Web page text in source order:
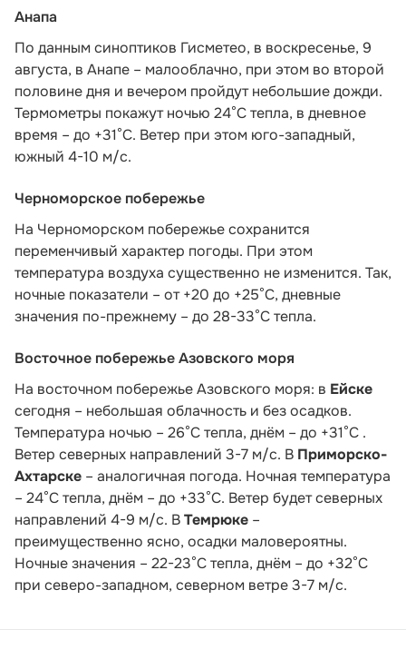
Анапа
По данным синоптиков Гисметео, в воскресенье, 9
августа, в Анапе – малооблачно, при этом во второй
половине дня и вечером пройдут небольшие дожди.
Термометры покажут ночью 24°C тепла, в дневное
время – до +31°C. Ветер при этом юго-западный,
южный 4-10 м/с.
Черноморское побережье
На Черноморском побережье сохранится
переменчивый характер погоды. При этом
температура воздуха существенно не изменится. Так,
ночные показатели – от +20 до +25°С, дневные
значения по-прежнему – до 28-33°С тепла.
Восточное побережье Азовского моря
На восточном побережье Азовского моря: в Ейске
сегодня – небольшая облачность и без осадков.
Температура ночью – 26°С тепла, днём – до +31°С .
Ветер северных направлений 3-7 м/с. В Приморско-
Ахтарске – аналогичная погода. Ночная температура
– 24°С тепла, днём – до +33°С. Ветер будет северных
направлений 4-9 м/с. ВТемрюке –
преимущественно ясно, осадки маловероятны.
Ночные значения – 22-23°С тепла, днём – до +32°С
при северо-западном, северном ветре 3-7 м/с.